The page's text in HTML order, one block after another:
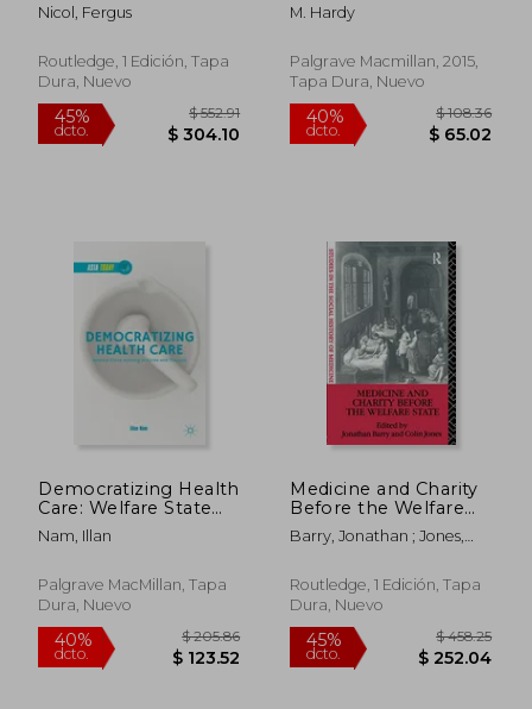
45% 45%
Homes (en Inglés)
Nicol, Fergus
Routledge, 1 Edición, Tapa
Dura, Nuevo
Work (en Inglés)
M. Hardy
Palgrave Macmillan, 2015,
Tapa Dura, Nuevo
Democratizing Health
Care: Welfare State
Building in Korea and
Thailand (en Inglés)
Nam, Illan
Palgrave MacMillan, Tapa
Dura, Nuevo
Medicine and Charity
Before the Welfare
State (en Inglés)
Barry, Jonathan ; Jones,
Routledge, 1 Edición, Tapa
Dura, Nuevo